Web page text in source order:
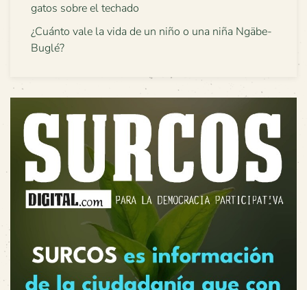
gatos sobre el techado
¿Cuánto vale la vida de un niño o una niña Ngäbe-
Buglé?